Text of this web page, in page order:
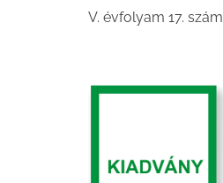
V. évfolyam 17. szám